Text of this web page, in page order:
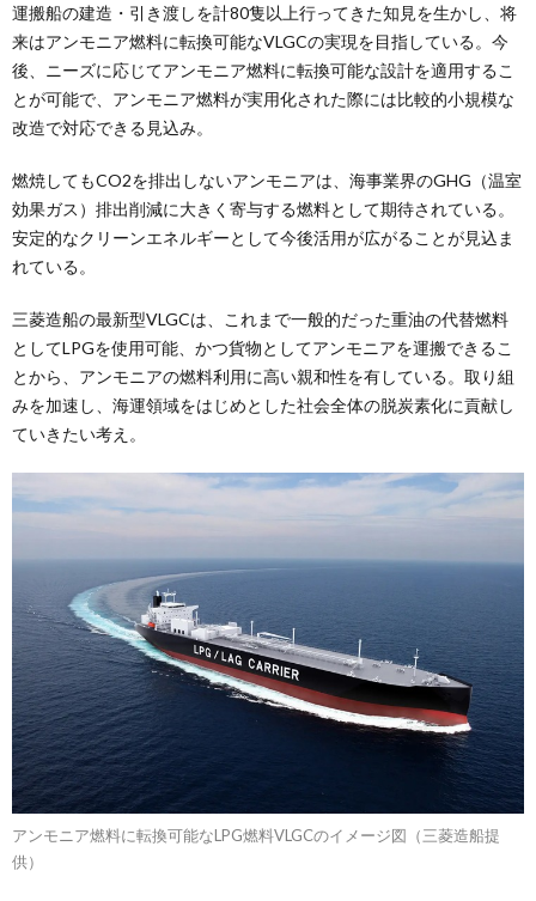
運搬船の建造・引き渡しを計80隻以上行ってきた知見を生かし、将
来はアンモニア燃料に転換可能なVLGCの実現を目指している。今
後、ニーズに応じてアンモニア燃料に転換可能な設計を適用するこ
とが可能で、アンモニア燃料が実用化された際には比較的小規模な
改造で対応できる見込み。
燃焼してもCO2を排出しないアンモニアは、海事業界のGHG（温室
効果ガス）排出削減に大きく寄与する燃料として期待されている。
安定的なクリーンエネルギーとして今後活用が広がることが見込ま
れている。
三菱造船の最新型VLGCは、これまで一般的だった重油の代替燃料
としてLPGを使用可能、かつ貨物としてアンモニアを運搬できるこ
とから、アンモニアの燃料利用に高い親和性を有している。取り組
みを加速し、海運領域をはじめとした社会全体の脱炭素化に貢献し
ていきたい考え。
アンモニア燃料に転換可能なLPG燃料VLGCのイメージ図（三菱造船提
供）